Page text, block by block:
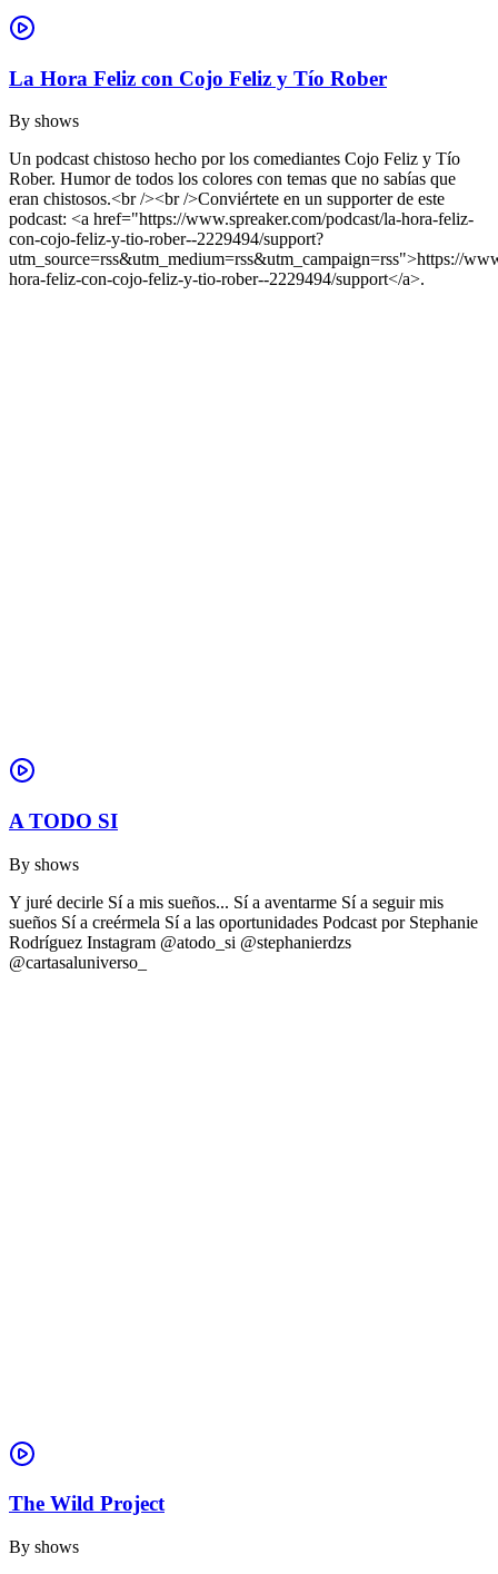
La Hora Feliz con Cojo Feliz y Tío Rober
By shows
Un podcast chistoso hecho por los comediantes Cojo Feliz y Tío
Rober. Humor de todos los colores con temas que no sabías que
eran chistosos.<br /><br />Conviértete en un supporter de este
podcast: <a href="https://www.spreaker.com/podcast/la-hora-feliz-
con-cojo-feliz-y-tio-rober--2229494/support?
utm_source=rss&utm_medium=rss&utm_campaign=rss">https://
hora-feliz-con-cojo-feliz-y-tio-rober--2229494/support</a>.
A TODO SI
By shows
Y juré decirle Sí a mis sueños... Sí a aventarme Sí a seguir mis
sueños Sí a creérmela Sí a las oportunidades Podcast por Stephanie
Rodríguez Instagram @atodo_si @stephanierdzs
@cartasaluniverso_
The Wild Project
By shows